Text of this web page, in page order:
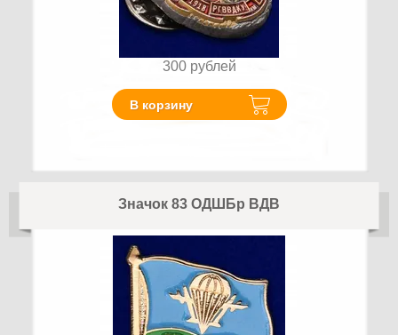
300 рублей
В корзину
Значок 83 ОДШБр ВДВ